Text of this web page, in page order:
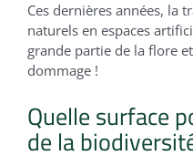
Ces dernières années, la
naturels en espaces
grande partie de la flore
dommage !
Quelle surface
de la